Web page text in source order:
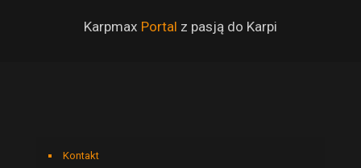
Karpmax Portal z pasją do Karpi
Kontakt